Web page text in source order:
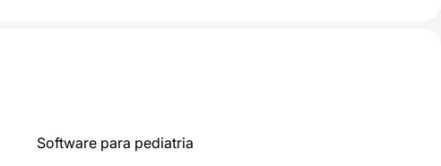
Software para pediatria